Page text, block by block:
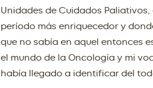
Unidades de Cuidados
período más enriquecedor y
que no sabía en aquel entonces
el mundo de la Oncología y mi
había llegado a identificar del